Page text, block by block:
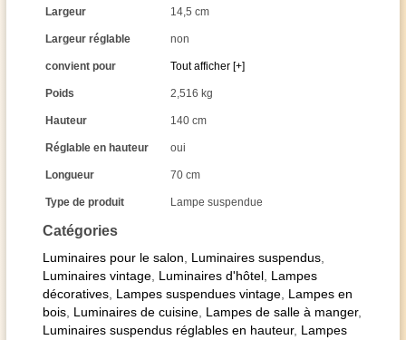
Catégories
Luminaires pour le salon Luminaires suspendus
Luminaires vintage Luminaires d'hôtel Lampes
décoratives Lampes suspendues vintage Lampes en
bois Luminaires de cuisine Lampes de salle à manger,
Luminaires suspendus réglables en hauteur, Lampes
Largeur 14,5 cm
Largeur réglable non
convient pour Tout afficher [+]
Poids 2,516 kg
Hauteur 140 cm
Réglable en hauteur oui
Longueur 70 cm
Type de produit Lampe suspendue